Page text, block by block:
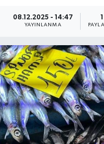
08.12.2025 - 14:47
YAYINLANMA